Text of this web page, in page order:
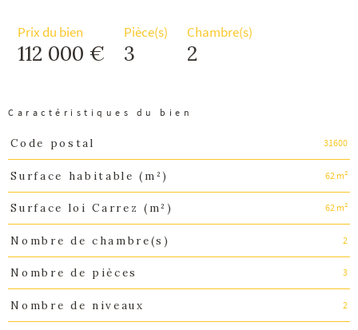
Prix du bien
112 000 €
Pièce(s)
3
Chambre(s)
2
Caractéristiques du bien
Caractéristiques Valeurs
Code postal 31600
Surface habitable (m²) 62 m²
Surface loi Carrez (m²) 62 m²
Nombre de chambre(s) 2
Nombre de pièces 3
Nombre de niveaux 2